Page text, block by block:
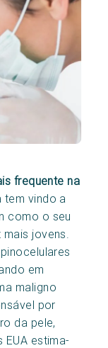
frequente na
tem vindo a
como o seu
jovens.
em
maligno
por
da pele,
estima-